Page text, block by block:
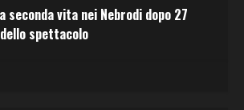
seconda vita nei Nebrodi dopo 27
spettacolo